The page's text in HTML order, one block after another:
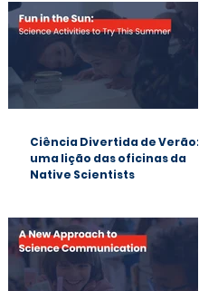
Ciência Divertida de Verão:
uma lição das oficinas da
Native Scientists